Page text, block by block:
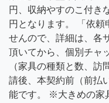
円、収納やすのこ付き
円となります。 「依頼
せんので、詳細は、各
頂いてから、個別チャ
（家具の種類と数、
請後、本契約前（前払
能です。 ※大きめの家